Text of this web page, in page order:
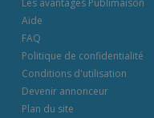
Les avantages Publimaison
Aide
FAQ
Politique de confidentialité
Conditions d'utilisation
Devenir annonceur
Plan du site